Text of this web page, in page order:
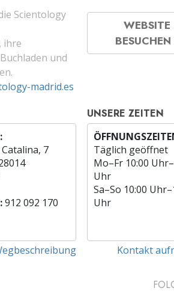
Scientology
ihre
und
madrid.es
WEBSITE
BESUCHEN
7
912 092 170
UNSERE ZEITEN
Täglich geöffnet
Mo–Fr 10:00
Uhr
Sa–So 10:00
Uhr
Kontakt